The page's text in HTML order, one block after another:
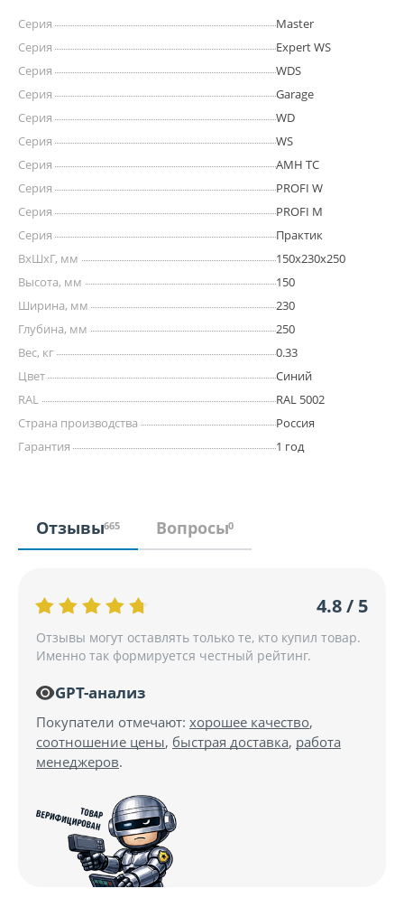
Серия
Master
Серия
Expert WS
Серия
WDS
Серия
Garage
Серия
WD
Серия
WS
Серия
AMH TC
Серия
PROFI W
Серия
PROFI M
Серия
Практик
ВхШхГ, мм
150х230х250
Высота, мм
150
Ширина, мм
230
Глубина, мм
250
Вес, кг
0.33
Цвет
Синий
RAL
RAL 5002
Страна производства
Россия
Гарантия
1 год
Отзывы665 Вопросы0
4.8 / 5
Отзывы могут оставлять только те, кто купил товар.
Именно так формируется честный рейтинг.
GPT-анализ
Покупатели отмечают: хорошее качество,
соотношение цены, быстрая доставка, работа
менеджеров.